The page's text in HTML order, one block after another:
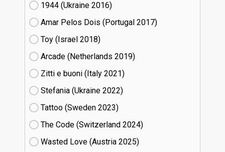
1944 (Ukraine
16)
Amar Pelos Dois (Portugal
17)
Toy (Israel
18)
Arcade (Netherlands
19)
Zitti e buoni​ (Italy
21)
Stefania (Ukraine
22)
Tattoo (Sweden
23)
The Code (Switzerland
24)
Wasted Love (Austria
25)